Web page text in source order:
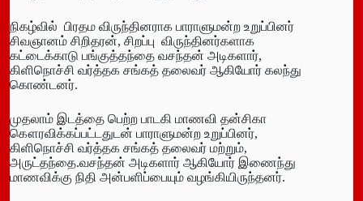
நிகழ்வில் பிரதம விருந்தினராக பாராளுமன்ற உறுப்பினர்
சிவஞானம் சிறிதரன், சிறப்பு விருந்தினர்களாக
கட்டைக்காடு பங்குத்தந்தை வசந்தன் அடிகளார்,
கிளிநொச்சி வர்த்தக சங்கத் தலைவர் ஆகியோர் கலந்து
கொண்டனர்.
முதலாம் இடத்தை பெற்ற பாடகி மாணவி தன்சிகா
கௌரவிக்கப்பட்டதுடன் பாராளுமன்ற உறுப்பினர்,
கிளிநொச்சி வர்த்தக சங்கத் தலைவர் மற்றும்,
அருட்தந்தை.வசந்தன் அடிகளார் ஆகியோர் இணைந்து
மாணவிக்கு நிதி அன்பளிப்பையும் வழங்கியிருந்தனர்.